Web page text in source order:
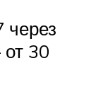
через
30